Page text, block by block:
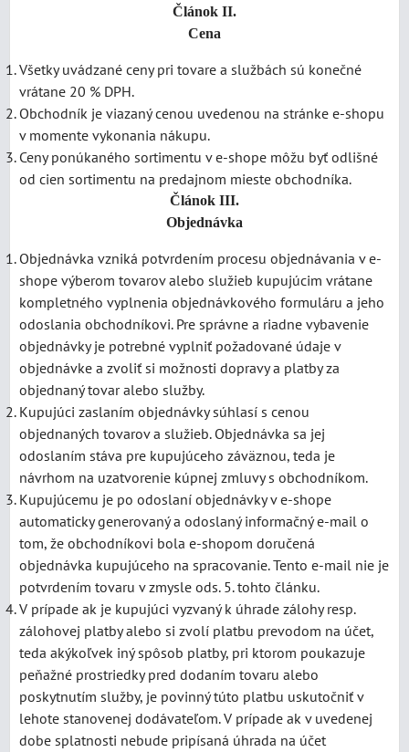
Článok II.
Cena
Všetky uvádzané ceny pri tovare a službách sú konečné
vrátane 20 % DPH.
Obchodník je viazaný cenou uvedenou na stránke e-shopu
v momente vykonania nákupu.
Ceny ponúkaného sortimentu v e-shope môžu byť odlišné
od cien sortimentu na predajnom mieste obchodníka.
Článok III.
Objednávka
Objednávka vzniká potvrdením procesu objednávania v e-
shope výberom tovarov alebo služieb kupujúcim vrátane
kompletného vyplnenia objednávkového formuláru a jeho
odoslania obchodníkovi. Pre správne a riadne vybavenie
objednávky je potrebné vyplniť požadované údaje v
objednávke a zvoliť si možnosti dopravy a platby za
objednaný tovar alebo služby.
Kupujúci zaslaním objednávky súhlasí s cenou
objednaných tovarov a služieb. Objednávka sa jej
odoslaním stáva pre kupujúceho záväznou, teda je
návrhom na uzatvorenie kúpnej zmluvy s obchodníkom.
Kupujúcemu je po odoslaní objednávky v e-shope
automaticky generovaný a odoslaný informačný e-mail o
tom, že obchodníkovi bola e-shopom doručená
objednávka kupujúceho na spracovanie. Tento e-mail nie je
potvrdením tovaru v zmysle ods. 5. tohto článku.
V prípade ak je kupujúci vyzvaný k úhrade zálohy resp.
zálohovej platby alebo si zvolí platbu prevodom na účet,
teda akýkoľvek iný spôsob platby, pri ktorom poukazuje
peňažné prostriedky pred dodaním tovaru alebo
poskytnutím služby, je povinný túto platbu uskutočniť v
lehote stanovenej dodávateľom. V prípade ak v uvedenej
dobe splatnosti nebude pripísaná úhrada na účet